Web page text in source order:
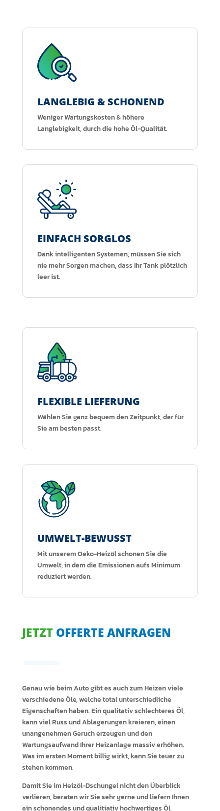
LANGLEBIG & SCHONEND
Weniger Wartungskosten & höhere
Langlebigkeit, durch die hohe Öl-Qualität.
EINFACH SORGLOS
Dank intelligenten Systemen, müssen Sie sich
nie mehr Sorgen machen, dass Ihr Tank plötzlich
leer ist.
FLEXIBLE LIEFERUNG
Wählen Sie ganz bequem den Zeitpunkt, der für
Sie am besten passt.
UMWELT-BEWUSST
Mit unserem Oeko-Heizöl schonen Sie die
Umwelt, in dem die Emissionen aufs Minimum
reduziert werden.
JETZT OFFERTE ANFRAGEN
Genau wie beim Auto gibt es auch zum Heizen viele
verschiedene Öle, welche total unterschiedliche
Eigenschaften haben. Ein qualitativ schlechteres Öl,
kann viel Russ und Ablagerungen kreieren, einen
unangenehmen Geruch erzeugen und den
Wartungsaufwand Ihrer Heizanlage massiv erhöhen.
Was im ersten Moment billig wirkt, kann Sie teuer zu
stehen kommen.
Damit Sie im Heizöl-Dschungel nicht den Überblick
verlieren, beraten wir Sie sehr gerne und liefern Ihnen
ein schonendes und qualitiativ hochwertiges Öl.